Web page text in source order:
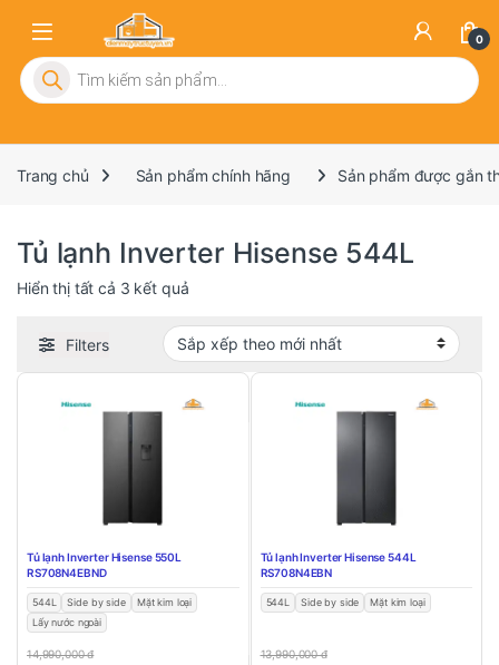
0
Tìm kiếm sản phẩm
Trang chủ Sản phẩm chính hãng Sản phẩm được gắn
Tủ lạnh Inverter Hisense 544L
Hiển thị tất cả 3 kết quảĐã sắp xếp theo mới nhất
Filters
Tủ lạnh Inverter Hisense 550L
RS708N4EBND
544L Side by side
Mặt kim loại
Lấy nước ngoài
14,990,000đ
Tủ lạnh Inverter Hisense 544L
RS708N4EBN
544L Side by side Mặt kim loại
13,990,000đ